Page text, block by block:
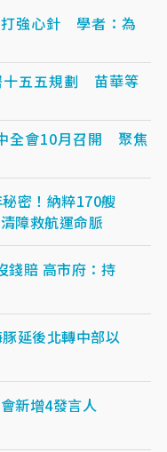
打強心針 學者：為
五五規劃 苗華等
全會10月召開 聚焦
密！納粹170艘
障救航運命脈
錢賠 高市府：持
延後北轉中部以
新增4發言人